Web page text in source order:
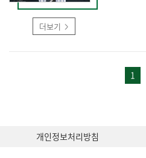
더보기
1
개인정보처리방침